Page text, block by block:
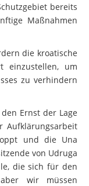
bereits
Maßnahmen
die kroatische
einzustellen, um
zu verhindern
Ernst der Lage
Aufklärungsarbeit
und die Una
von Udruga
die sich für den
wir müssen